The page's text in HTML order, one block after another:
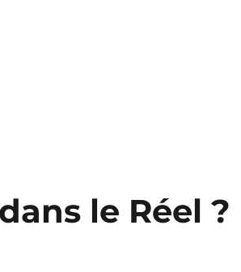
le Réel ?